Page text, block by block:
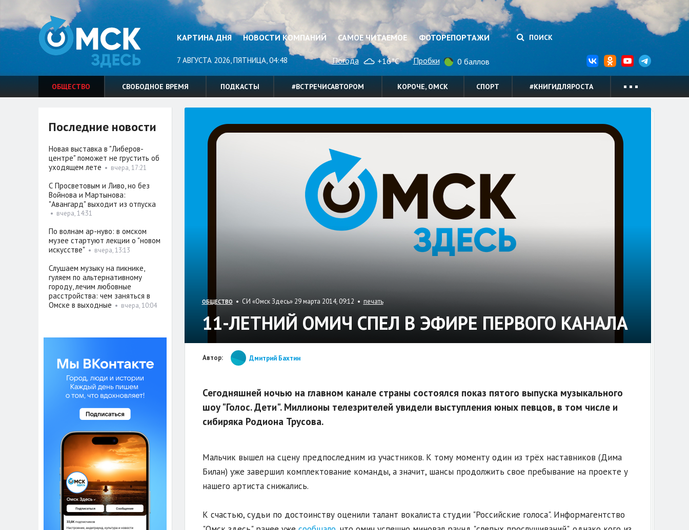
КАРТИНА ДНЯ НОВОСТИ КОМПАНИЙ САМОЕ ЧИТАЕМОЕ ФОТОРЕПОРТАЖИ ПОИСК
7 АВГУСТА 2026, ПЯТНИЦА, 04:48 Погода +16°C Пробки 0 баллов
ОБЩЕСТВО СВОБОДНОЕ ВРЕМЯ ПОДКАСТЫ #ВСТРЕЧИСАВТОРОМ КОРОЧЕ, ОМСК СПОРТ #КНИГИДЛЯРОСТА
ОБЩЕСТВО • СИ «Омск Здесь» 29 марта 2014, 09:12 • печать
11-ЛЕТНИЙ ОМИЧ СПЕЛ В ЭФИРЕ ПЕРВОГО КАНАЛА
Автор: Дмитрий Бахтин
Сегодняшней ночью на главном канале страны состоялся показ пятого выпуска музыкального
шоу "Голос. Дети". Миллионы телезрителей увидели выступления юных певцов, в том числе и
сибиряка Родиона Трусова.
Мальчик вышел на сцену предпоследним из участников. К тому моменту один из трёх наставников (Дима
Билан) уже завершил комплектование команды, а значит, шансы продолжить свое пребывание на проекте у
нашего артиста снижались.
К счастью, судьи по достоинству оценили талант вокалиста студии "Российские голоса". Информагентство
Последние новости
Новая выставка в "Либеров-
центре" поможет не грустить об
уходящем лете • вчера, 17:21
С Просветовым и Ливо, но без
Войнова и Мартынова:
"Авангард" выходит из отпуска
• вчера, 14:31
По волнам ар-нуво: в омском
музее стартуют лекции о "новом
искусстве" • вчера, 13:13
Слушаем музыку на пикнике,
гуляем по альтернативному
городу, лечим любовные
расстройства: чем заняться в
Омске в выходные • вчера, 10:04